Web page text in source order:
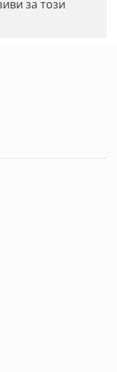
за този